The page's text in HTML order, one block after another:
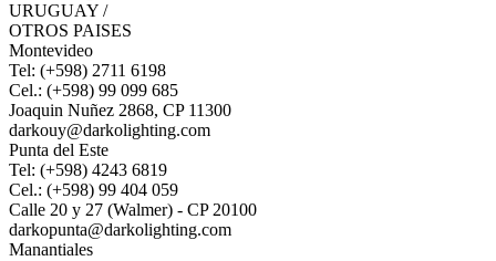
URUGUAY /
OTROS PAISES
Montevideo
Tel: (+598) 2711 6198
Cel.: (+598) 99 099 685
Joaquin Nuñez 2868, CP 11300
darkouy@darkolighting.com
Punta del Este
Tel: (+598) 4243 6819
Cel.: (+598) 99 404 059
Calle 20 y 27 (Walmer) - CP 20100
darkopunta@darkolighting.com
Manantiales